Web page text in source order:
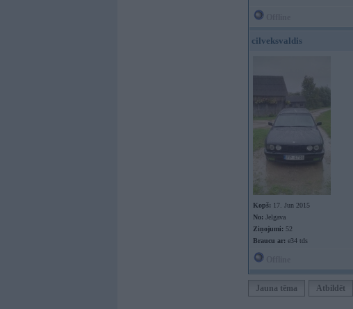
cilveksvaldis
Kopš: 17. Jun 2015
No: Jelgava
Ziņojumi: 52
Braucu ar: e34 tds
Jauna tēma Atbildēt